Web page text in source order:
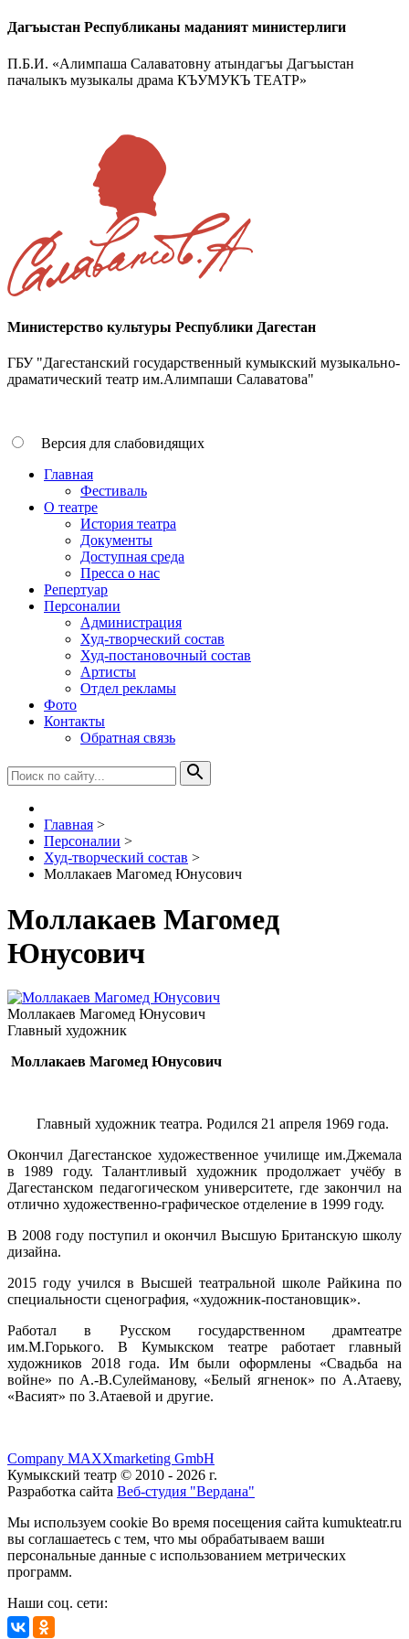
Дагъыстан Республиканы маданият министерлиги
П.Б.И. «Алимпаша Салаватовну атындагъы Дагъыстан
пачалыкъ музыкалы драма КЪУМУКЪ ТЕАТР»
Министерство культуры Республики Дагестан
ГБУ "Дагестанский государственный кумыкский музыкально-
драматический театр им.Алимпаши Салаватова"
Версия для слабовидящих
Главная
Фестиваль
О театре
История театра
Документы
Доступная среда
Пресса о нас
Репертуар
Персоналии
Администрация
Худ-творческий состав
Худ-постановочный состав
Артисты
Отдел рекламы
Фото
Контакты
Обратная связь
Главная >
Персоналии >
Худ-творческий состав >
Моллакаев Магомед Юнусович
Моллакаев Магомед
Юнусович
Моллакаев Магомед Юнусович
Главный художник
Моллакаев Магомед Юнусович
Главный художник театра. Родился 21 апреля 1969 года.
Окончил Дагестанское художественное училище им.Джемала
в 1989 году. Талантливый художник продолжает учёбу в
Дагестанском педагогическом университете, где закончил на
отлично художественно-графическое отделение в 1999 году.
В 2008 году поступил и окончил Высшую Британскую школу
дизайна.
2015 году учился в Высшей театральной школе Райкина по
специальности сценография, «художник-постановщик».
Работал в Русском государственном драмтеатре
им.М.Горького. В Кумыкском театре работает главный
художников 2018 года. Им были оформлены «Свадьба на
войне» по А.-В.Сулейманову, «Белый ягненок» по А.Атаеву,
«Васият» по З.Атаевой и другие.
Company MAXXmarketing GmbH
Кумыкский театр © 2010 - 2026 г.
Разработка сайта Веб-студия "Вердана"
Мы используем cookie Во время посещения сайта kumukteatr.ru
вы соглашаетесь с тем, что мы обрабатываем ваши
персональные данные с использованием метрических
программ.
Наши соц. сети: